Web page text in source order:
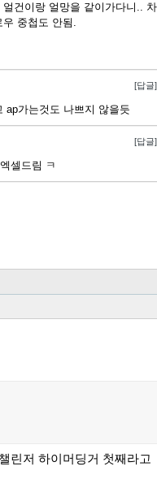
건이랑 얼망을 같이가다니.. 차
중첩도 안됨.
[답글]
ap가는것도 나쁘지 않을듯
[답글]
셀드림 ㅋ
린저 하이머딩거 첫째라고